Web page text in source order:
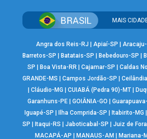
MAIS
Angra dos Reis-RJ | Apiaí-SP |
Barretos-SP | Batatais-SP | Bebedouro-SP |
SP |Boa Vista-RR |Cajamar-SP |Caldas
GRANDE-MS | Campos Jordão-SP |
| Cláudio-MG | CUIABÁ (Pedra 90)-MT|
Garanhuns-PE |GOIÂNIA-GO |
Iguapé-SP |Ilha Comprida-SP |Itabirito-MG
SP |Itaqui-RS |Jaboticabal-SP |Juiz de
MACAPÁ-AP |MANAUS-AM |Mariana-